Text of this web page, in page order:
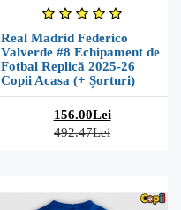
Real Madrid Federico
Valverde #8 Echipament de
Fotbal Replică 2025-26
Copii Acasa (+ Șorturi)
156.00Lei
492.47Lei